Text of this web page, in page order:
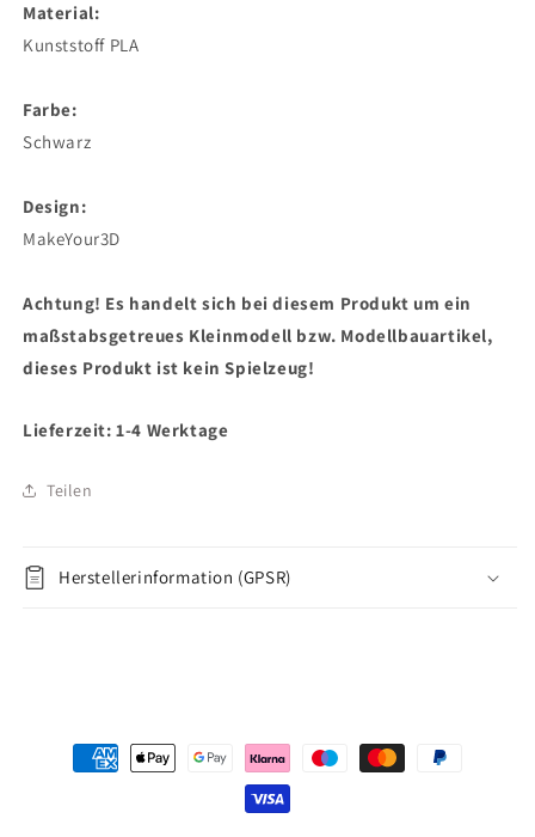
Material:
Kunststoff PLA
Farbe:
Schwarz
Design:
MakeYour3D
Achtung! Es handelt sich bei diesem Produkt um ein
maßstabsgetreues Kleinmodell bzw. Modellbauartikel,
dieses Produkt ist kein Spielzeug!
Lieferzeit: 1-4 Werktage
Teilen
Herstellerinformation (GPSR)
Zahlungsmethoden